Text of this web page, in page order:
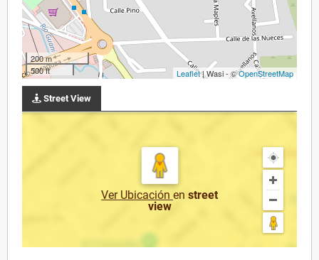
200 m
500 ft
Leaflet| Wasi - ©OpenStreetMap
Street View
Ver Ubicación en street
view